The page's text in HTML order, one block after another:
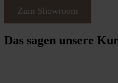
Zum Showroom
Das sagen unsere